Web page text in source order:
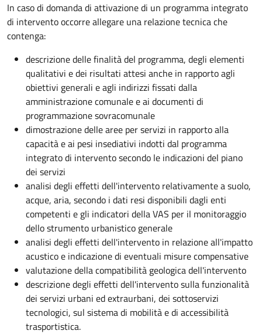
In caso di domanda di attivazione di un programma integrato
di intervento occorre allegare una relazione tecnica che
contenga:
descrizione delle finalità del programma, degli elementi
qualitativi e dei risultati attesi anche in rapporto agli
obiettivi generali e agli indirizzi fissati dalla
amministrazione comunale e ai documenti di
programmazione sovracomunale
dimostrazione delle aree per servizi in rapporto alla
capacità e ai pesi insediativi indotti dal programma
integrato di intervento secondo le indicazioni del piano
dei servizi
analisi degli effetti dell'intervento relativamente a suolo,
acque, aria, secondo i dati resi disponibili dagli enti
competenti e gli indicatori della VAS per il monitoraggio
dello strumento urbanistico generale
analisi degli effetti dell'intervento in relazione all'impatto
acustico e indicazione di eventuali misure compensative
valutazione della compatibilità geologica dell'intervento
descrizione degli effetti dell'intervento sulla funzionalità
dei servizi urbani ed extraurbani, dei sottoservizi
tecnologici, sul sistema di mobilità e di accessibilità
trasportistica.